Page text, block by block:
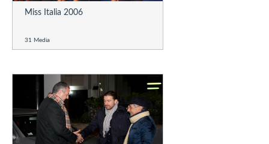
Miss Italia 2006
31 Media